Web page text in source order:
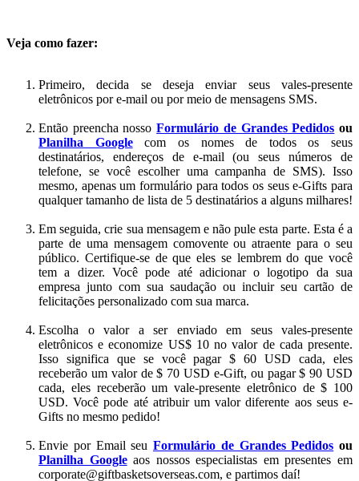
Veja como fazer:
Primeiro, decida se deseja enviar seus vales-presente
eletrônicos por e-mail ou por meio de mensagens SMS.
Então preencha nossoFormulário de Grandes Pedidos ou
Planilha Googlecom os nomes de todos os seus
destinatários, endereços de e-mail (ou seus números de
telefone, se você escolher uma campanha de SMS). Isso
mesmo, apenas um formulário para todos os seus e-Gifts para
qualquer tamanho de lista de 5 destinatários a alguns milhares!
Em seguida, crie sua mensagem e não pule esta parte. Esta é a
parte de uma mensagem comovente ou atraente para o seu
público. Certifique-se de que eles se lembrem do que você
tem a dizer. Você pode até adicionar o logotipo da sua
empresa junto com sua saudação ou incluir seu cartão de
felicitações personalizado com sua marca.
Escolha o valor a ser enviado em seus vales-presente
eletrônicos e economize US$ 10 no valor de cada presente.
Isso significa que se você pagar $ 60 USD cada, eles
receberão um valor de $ 70 USD e-Gift, ou pagar $ 90 USD
cada, eles receberão um vale-presente eletrônico de $ 100
USD. Você pode até atribuir um valor diferente aos seus e-
Gifts no mesmo pedido!
Envie por Email seu Formulário de Grandes Pedidos ou
Planilha Googleaos nossos especialistas em presentes em
corporate@giftbasketsoverseas.com, e partimos daí!